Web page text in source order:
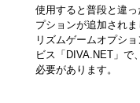
使用すると普段と違
プションが追加されま
リズムゲームオプシ
ビス「DIVA.NET」で
必要があります。